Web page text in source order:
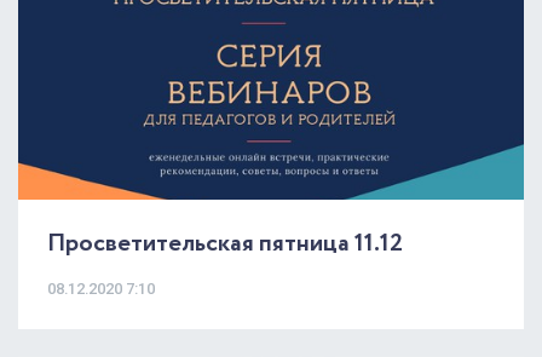
Просветительская пятница 11.12
08.12.2020 7:10